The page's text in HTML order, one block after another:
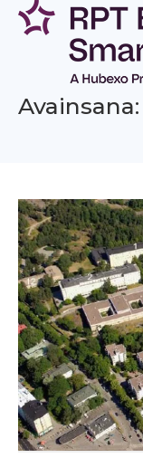
Siirry
sisältöön